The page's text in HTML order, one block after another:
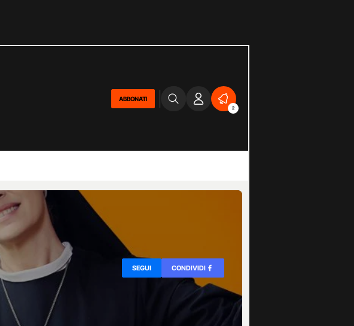
ABBONATI
2
SEGUI CONDIVIDI